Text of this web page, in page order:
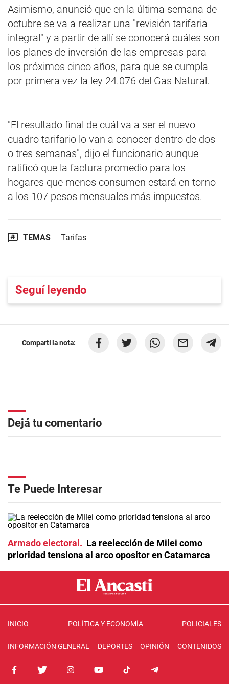
Asimismo, anunció que en la última semana de
octubre se va a realizar una "revisión tarifaria
integral" y a partir de allí se conocerá cuáles son
los planes de inversión de las empresas para
los próximos cinco años, para que se cumpla
por primera vez la ley 24.076 del Gas Natural.
"El resultado final de cuál va a ser el nuevo
cuadro tarifario lo van a conocer dentro de dos
o tres semanas", dijo el funcionario aunque
ratificó que la factura promedio para los
hogares que menos consumen estará en torno
a los 107 pesos mensuales más impuestos.
TEMAS Tarifas
Seguí leyendo
Compartí la nota:
Dejá tu comentario
Te Puede Interesar
Armado electoral
La reelección de Milei como
prioridad tensiona al arco opositor en Catamarca
INICIO POLÍTICA Y ECONOMÍA POLICIALES
INFORMACIÓN GENERAL DEPORTES OPINIÓN CONTENIDOS